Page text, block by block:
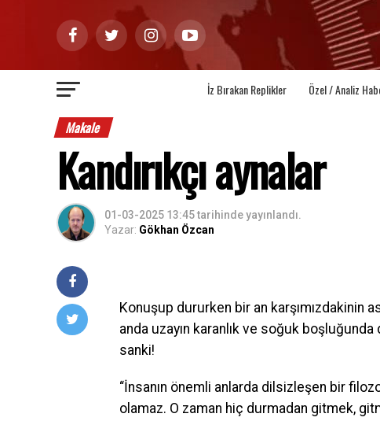
İz Bırakan Replikler Özel / Analiz
Makale
Kandırıkçı aynalar
01-03-2025 13:45tarihinde yayınlandı.
Yazar: Gökhan Özcan
Konuşup dururken bir an karşımızdakinin
anda uzayın karanlık ve soğuk
sanki!
“İnsanın önemli anlarda dilsizleşen bir
olamaz. O zaman hiç durmadan gitmek,